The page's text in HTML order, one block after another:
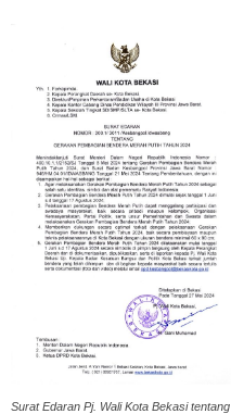
Surat Edaran Pj. Wali Kota Bekasi tentang